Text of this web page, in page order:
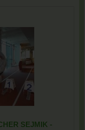
SEJMIK -